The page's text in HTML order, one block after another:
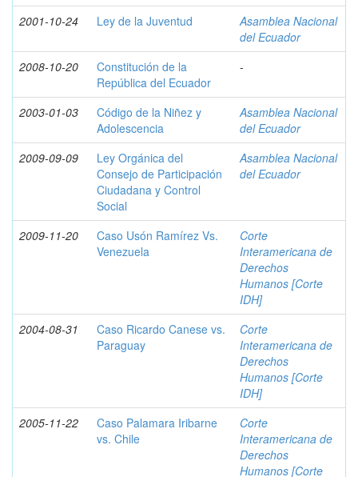
2001-10-24
Ley de la Juventud
Asamblea Nacional
del Ecuador
2008-10-20
Constitución de la
República del Ecuador
-
2003-01-03
Código de la Niñez y
Adolescencia
Asamblea Nacional
del Ecuador
2009-09-09
Ley Orgánica del
Consejo de Participación
Ciudadana y Control
Social
Asamblea Nacional
del Ecuador
2009-11-20
Caso Usón Ramírez Vs.
Venezuela
Corte
Interamericana de
Derechos
Humanos [Corte
IDH]
2004-08-31
Caso Ricardo Canese vs.
Paraguay
Corte
Interamericana de
Derechos
Humanos [Corte
IDH]
2005-11-22
Caso Palamara Iribarne
vs. Chile
Corte
Interamericana de
Derechos
Humanos [Corte